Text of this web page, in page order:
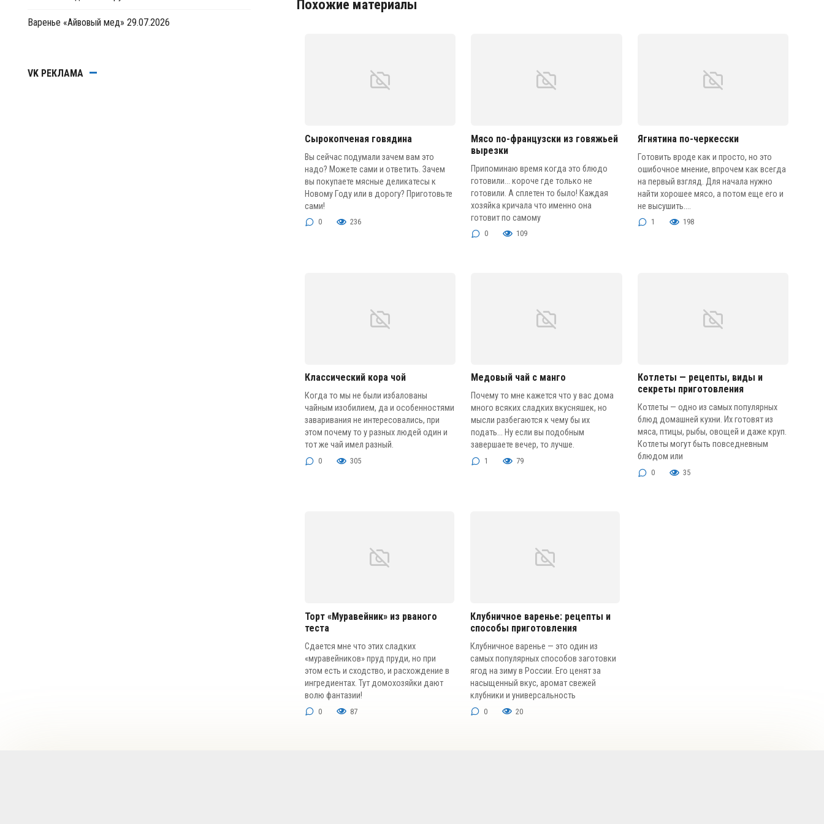
Похожие материалы
Сырокопченая говядина
Вы сейчас подумали зачем вам это
надо? Можете сами и ответить. Зачем
вы покупаете мясные деликатесы к
Новому Году или в дорогу? Приготовьте
сами!
0 236
Мясо по-французски из говяжьей
вырезки
Припоминаю время когда это блюдо
готовили… короче где только не
готовили. А сплетен то было! Каждая
хозяйка кричала что именно она
готовит по самому
0 109
Ягнятина по-черкесски
Готовить вроде как и просто, но это
ошибочное мнение, впрочем как всегда
на первый взгляд. Для начала нужно
найти хорошее мясо, а потом еще его и
не высушить....
1 198
Классический кора чой
Когда то мы не были избалованы
чайным изобилием, да и особенностями
заваривания не интересовались, при
этом почему то у разных людей один и
тот же чай имел разный.
0 305
Медовый чай с манго
Почему то мне кажется что у вас дома
много всяких сладких вкусняшек, но
мысли разбегаются к чему бы их
подать… Ну если вы подобным
завершаете вечер, то лучше.
1 79
Котлеты — рецепты, виды и
секреты приготовления
Котлеты — одно из самых популярных
блюд домашней кухни. Их готовят из
мяса, птицы, рыбы, овощей и даже круп.
Котлеты могут быть повседневным
блюдом или
0 35
Торт «Муравейник» из рваного
теста
Сдается мне что этих сладких
«муравейников» пруд пруди, но при
этом есть и сходство, и расхождение в
ингредиентах. Тут домохозяйки дают
волю фантазии!
0 87
Клубничное варенье: рецепты и
способы приготовления
Клубничное варенье — это один из
самых популярных способов заготовки
ягод на зиму в России. Его ценят за
насыщенный вкус, аромат свежей
клубники и универсальность
0 20
Варенье «Айвовый мед» 29.07.2026
VK РЕКЛАМА